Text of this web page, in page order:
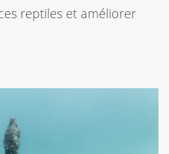
reptiles et améliorer